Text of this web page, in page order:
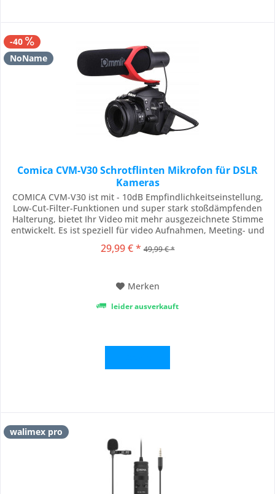
-40
NoName
Comica CVM-V30 Schrotflinten Mikrofon für DSLR
Kameras
COMICA CVM-V30 ist mit - 10dB Empfindlichkeitseinstellung,
Low-Cut-Filter-Funktionen und super stark stoßdämpfenden
Halterung, bietet Ihr Video mit mehr ausgezeichnete Stimme
entwickelt. Es ist speziell für video Aufnahmen, Meeting- und
einzigartig und das Patent beantragt worden, es ist aus TPU-
29,99 € * 49,99 € *
Merken
leider ausverkauft
walimex pro